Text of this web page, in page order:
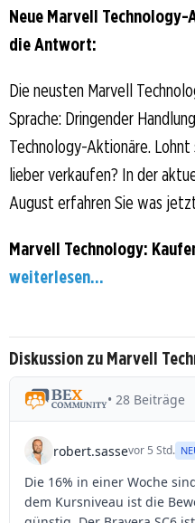
Neue Marvell
die Antwort:
Die neusten Marvell
Sprache: Dringender
Technology-Aktionäre.
lieber verkaufen? In der
August erfahren Sie was
Marvell Technology:
weiterlesen...
Diskussion zu Marvell